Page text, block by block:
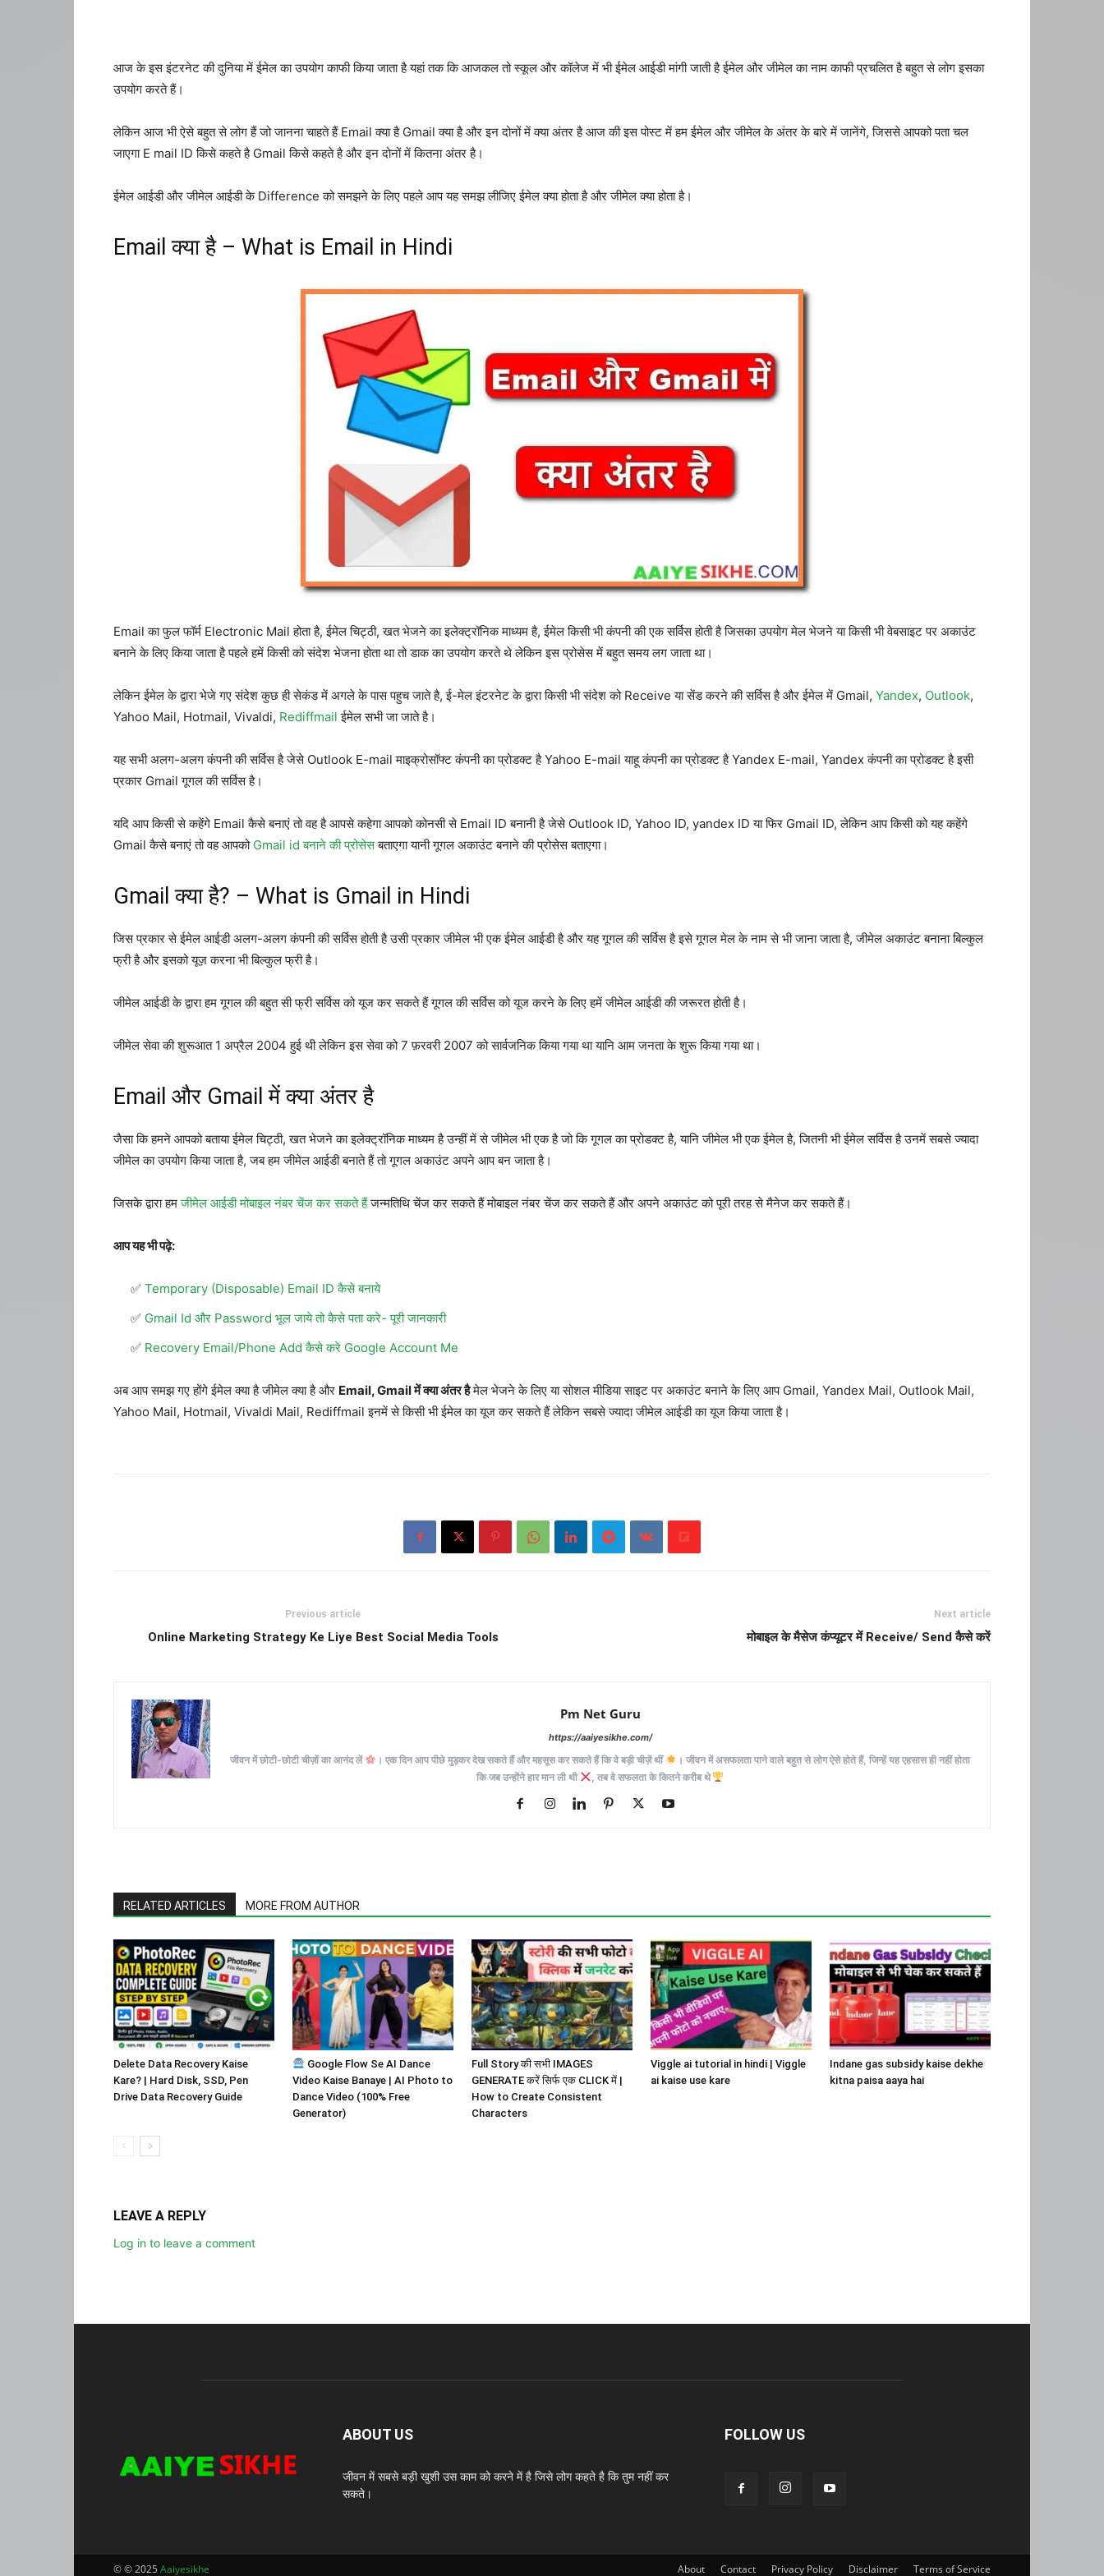
आज के इस इंटरनेट की दुनिया में ईमेल का उपयोग काफी किया जाता है यहां तक कि आजकल तो स्कूल और कॉलेज में भी ईमेल आईडी मांगी जाती है ईमेल और जीमेल का नाम काफी प्रचलित है बहुत से लोग इसका
उपयोग करते हैं।
लेकिन आज भी ऐसे बहुत से लोग हैं जो जानना चाहते हैं Email क्या है Gmail क्या है और इन दोनों में क्या अंतर है आज की इस पोस्ट में हम ईमेल और जीमेल के अंतर के बारे में जानेंगे, जिससे आपको पता चल
जाएगा E mail ID किसे कहते है Gmail किसे कहते है और इन दोनों में कितना अंतर है।
ईमेल आईडी और जीमेल आईडी के Difference को समझने के लिए पहले आप यह समझ लीजिए ईमेल क्या होता है और जीमेल क्या होता है।
Email क्या है – What is Email in Hindi
Email का फुल फॉर्म Electronic Mail होता है, ईमेल चिट्ठी, खत भेजने का इलेक्ट्रॉनिक माध्यम है, ईमेल किसी भी कंपनी की एक सर्विस होती है जिसका उपयोग मेल भेजने या किसी भी वेबसाइट पर अकाउंट
बनाने के लिए किया जाता है पहले हमें किसी को संदेश भेजना होता था तो डाक का उपयोग करते थे लेकिन इस प्रोसेस में बहुत समय लग जाता था।
लेकिन ईमेल के द्वारा भेजे गए संदेश कुछ ही सेकंड में अगले के पास पहुच जाते है, ई-मेल इंटरनेट के द्वारा किसी भी संदेश को Receive या सेंड करने की सर्विस है और ईमेल में Gmail, Yandex, Outlook,
Yahoo Mail, Hotmail, Vivaldi, Rediffmail ईमेल सभी जा जाते है।
यह सभी अलग-अलग कंपनी की सर्विस है जेसे Outlook E-mail माइक्रोसॉफ्ट कंपनी का प्रोडक्ट है Yahoo E-mail याहू कंपनी का प्रोडक्ट है Yandex E-mail, Yandex कंपनी का प्रोडक्ट है इसी
प्रकार Gmail गूगल की सर्विस है।
यदि आप किसी से कहेंगे Email कैसे बनाएं तो वह है आपसे कहेगा आपको कोनसी से Email ID बनानी है जेसे Outlook ID, Yahoo ID, yandex ID या फिर Gmail ID, लेकिन आप किसी को यह कहेंगे
Gmail कैसे बनाएं तो वह आपको Gmail id बनाने की प्रोसेसबताएगा यानी गूगल अकाउंट बनाने की प्रोसेस बताएगा।
Gmail क्या है? – What is Gmail in Hindi
जिस प्रकार से ईमेल आईडी अलग-अलग कंपनी की सर्विस होती है उसी प्रकार जीमेल भी एक ईमेल आईडी है और यह गूगल की सर्विस है इसे गूगल मेल के नाम से भी जाना जाता है, जीमेल अकाउंट बनाना बिल्कुल
फ्री है और इसको यूज़ करना भी बिल्कुल फ्री है।
जीमेल आईडी के द्वारा हम गूगल की बहुत सी फ्री सर्विस को यूज कर सकते हैं गूगल की सर्विस को यूज करने के लिए हमें जीमेल आईडी की जरूरत होती है।
जीमेल सेवा की शुरूआत 1 अप्रैल 2004 हुई थी लेकिन इस सेवा को 7 फ़रवरी 2007 को सार्वजनिक किया गया था यानि आम जनता के शुरू किया गया था।
Email और Gmail में क्या अंतर है
जैसा कि हमने आपको बताया ईमेल चिट्ठी, खत भेजने का इलेक्ट्रॉनिक माध्यम है उन्हीं में से जीमेल भी एक है जो कि गूगल का प्रोडक्ट है, यानि जीमेल भी एक ईमेल है, जितनी भी ईमेल सर्विस है उनमें सबसे ज्यादा
जीमेल का उपयोग किया जाता है, जब हम जीमेल आईडी बनाते हैं तो गूगल अकाउंट अपने आप बन जाता है।
जिसके द्वारा हमजीमेल आईडी मोबाइल नंबर चेंज कर सकते हैंजन्मतिथि चेंज कर सकते हैं मोबाइल नंबर चेंज कर सकते हैं और अपने अकाउंट को पूरी तरह से मैनेज कर सकते हैं।
आप यह भी पढ़े:
Temporary (Disposable) Email ID कैसे बनाये
Gmail Id और Password भूल जाये तो कैसे पता करे- पूरी जानकारी
Recovery Email/Phone Add कैसे करे Google Account Me
अब आप समझ गए होंगे ईमेल क्या है जीमेल क्या है और Email, Gmail में क्या अंतर हैमेल भेजने के लिए या सोशल मीडिया साइट पर अकाउंट बनाने के लिए आप Gmail, Yandex Mail, Outlook Mail,
Yahoo Mail, Hotmail, Vivaldi Mail, Rediffmail इनमें से किसी भी ईमेल का यूज कर सकते हैं लेकिन सबसे ज्यादा जीमेल आईडी का यूज किया जाता है।
Previous article
Online Marketing Strategy Ke Liye Best Social Media Tools
Next article
मोबाइल के मैसेज कंप्यूटर में Receive/ Send कैसे करें
Pm Net Guru
https://aaiyesikhe.com/
जीवन में छोटी-छोटी चीज़ों का आनंद लें । एक दिन आप पीछे मुड़कर देख सकते हैं और महसूस कर सकते हैं कि वे बड़ी चीज़ें थीं
। जीवन में असफलता पाने वाले बहुत से लोग ऐसे होते हैं, जिन्हें यह एहसास ही नहीं होता
कि जब उन्होंने हार मान ली थी
, तब वे सफलता के कितने करीब थे
RELATED ARTICLES MORE FROM AUTHOR
Delete Data Recovery Kaise
Kare? | Hard Disk, SSD, Pen
Drive Data Recovery Guide
Google Flow Se AI Dance
Video Kaise Banaye | AI Photo to
Dance Video (100% Free
Generator)
Full Story की सभी IMAGES
GENERATE करें सिर्फ एक CLICK में |
How to Create Consistent
Characters
Viggle ai tutorial in hindi | Viggle
ai kaise use kare
Indane gas subsidy kaise dekhe
kitna paisa aaya hai
LEAVE A REPLY
Log in to leave a comment
ABOUT US
जीवन में सबसे बड़ी खुशी उस काम को करने में है जिसे लोग कहते है कि तुम नहीं कर
सकते।
FOLLOW US
About Contact Privacy Policy Disclaimer Terms of Service
© © 2025 Aaiyesikhe